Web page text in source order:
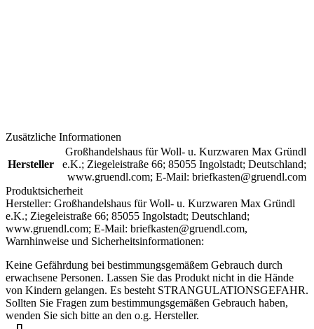
Zusätzliche Informationen
Hersteller
Großhandelshaus für Woll- u. Kurzwaren Max Gründl
e.K.; Ziegeleistraße 66; 85055 Ingolstadt; Deutschland;
www.gruendl.com; E-Mail: briefkasten@gruendl.com
Produktsicherheit
Hersteller: Großhandelshaus für Woll- u. Kurzwaren Max Gründl
e.K.; Ziegeleistraße 66; 85055 Ingolstadt; Deutschland;
www.gruendl.com; E-Mail: briefkasten@gruendl.com,
Warnhinweise und Sicherheitsinformationen:
Keine Gefährdung bei bestimmungsgemäßem Gebrauch durch
erwachsene Personen. Lassen Sie das Produkt nicht in die Hände
von Kindern gelangen. Es besteht STRANGULATIONSGEFAHR.
Sollten Sie Fragen zum bestimmungsgemäßen Gebrauch haben,
wenden Sie sich bitte an den o.g. Hersteller.